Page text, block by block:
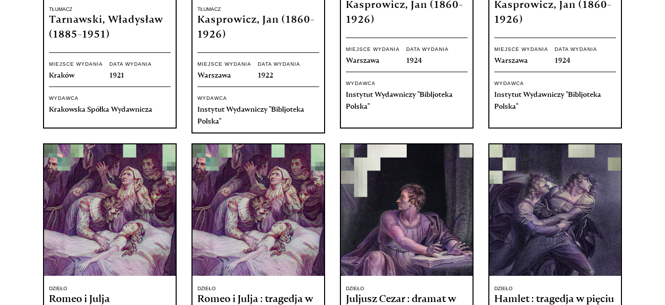
TŁUMACZ
Tarnawski, Władysław
(1885-1951)
MIEJSCE WYDANIA
Kraków
DATA WYDANIA
1921
WYDAWCA
Krakowska Spółka Wydawnicza
TŁUMACZ
Kasprowicz, Jan (1860-
1926)
MIEJSCE WYDANIA
Warszawa
DATA WYDANIA
1922
WYDAWCA
Instytut Wydawniczy "Bibljoteka
Polska"
Kasprowicz, Jan (1860-
1926)
MIEJSCE WYDANIA
Warszawa
DATA WYDANIA
1924
WYDAWCA
Instytut Wydawniczy "Bibljoteka
Polska"
Kasprowicz, Jan (1860-
1926)
MIEJSCE WYDANIA
Warszawa
DATA WYDANIA
1924
WYDAWCA
Instytut Wydawniczy "Bibljoteka
Polska"
DZIEŁO
Romeo i Julja
DZIEŁO
Romeo i Julja : tragedja w
DZIEŁO
Juljusz Cezar : dramat w
DZIEŁO
Hamlet : tragedja w pięciu